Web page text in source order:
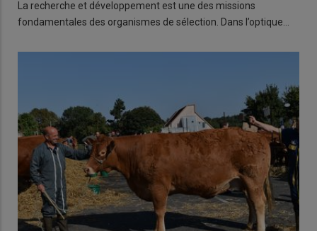
La recherche et développement est une des missions
fondamentales des organismes de sélection. Dans l’optique…